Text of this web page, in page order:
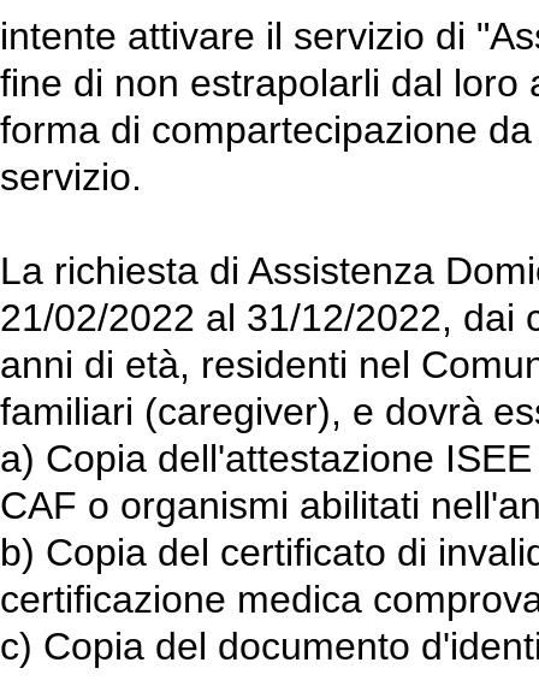
intente attivare il servizio di
fine di non estrapolarli dal loro
forma di compartecipazione
servizio.
La richiesta di Assistenza
21/02/2022 al 31/12/2022, dai
anni di età, residenti nel
familiari (caregiver), e dovrà
a) Copia dell'attestazione
CAF o organismi abilitati
b) Copia del certificato di
certificazione medica
c) Copia del documento